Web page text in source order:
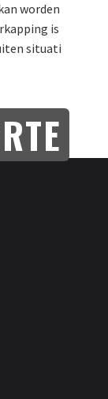
worden
is
situati